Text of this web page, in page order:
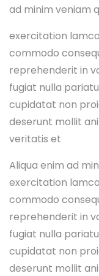
ad minim veniam
exercitation
commodo
reprehenderit in
fugiat nulla
cupidatat non
deserunt mollit
veritatis et
Aliqua enim ad
exercitation
commodo
reprehenderit in
fugiat nulla
cupidatat non
deserunt mollit